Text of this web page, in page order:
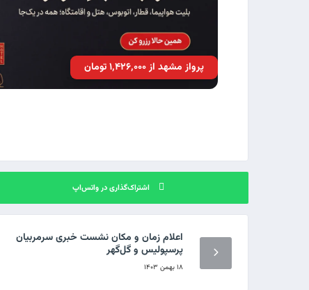
پرواز مشهد از ۱٬۴۲۶٬۰۰۰ تومان
اشتراک‌گذاری در واتس‌اپ
اعلام زمان و مکان نشست خبری سرمربیان
پرسپولیس و گل‌گهر
۱۸ بهمن ۱۴۰۳